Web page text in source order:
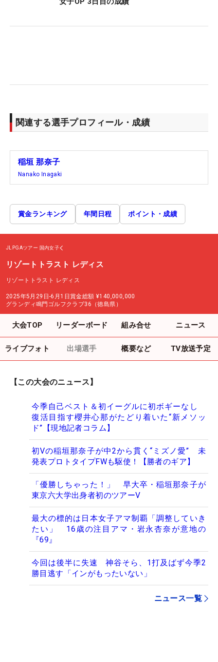
関連する選手プロフィール・成績
稲垣 那奈子
Nanako Inagaki
賞金ランキング 年間日程 ポイント・成績
JLPGAツアー 国内女子
リゾートトラスト レディス
リゾートトラスト レディス
2025年5月29日-6月1日賞金総額 ¥140,000,000
グランディ鳴門ゴルフクラブ36（徳島県）
大会TOP リーダーボード 組み合せ ニュース
ライブフォト 出場選手 概要など TV放送予定
【この大会のニュース】
今季自己ベスト＆初イーグルに初ボギーなし
復活目指す櫻井心那がたどり着いた“新メソッ
ド”【現地記者コラム】
初Vの稲垣那奈子が中2から貫く“ミズノ愛” 未
発表プロトタイプFWも駆使！【勝者のギア】
「優勝しちゃった！」 早大卒・稲垣那奈子が
東京六大学出身者初のツアーV
最大の標的は日本女子アマ制覇「調整していき
たい」 16歳の注目アマ・岩永杏奈が意地の
『69』
今回は後半に失速 神谷そら、1打及ばず今季2
勝目逃す「インがもったいない」
ニュース一覧